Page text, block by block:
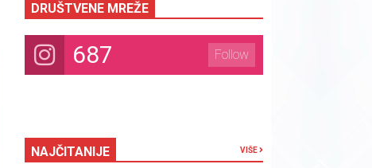
DRUŠTVENE MREŽE
687 Follow
NAJČITANIJE VIŠE